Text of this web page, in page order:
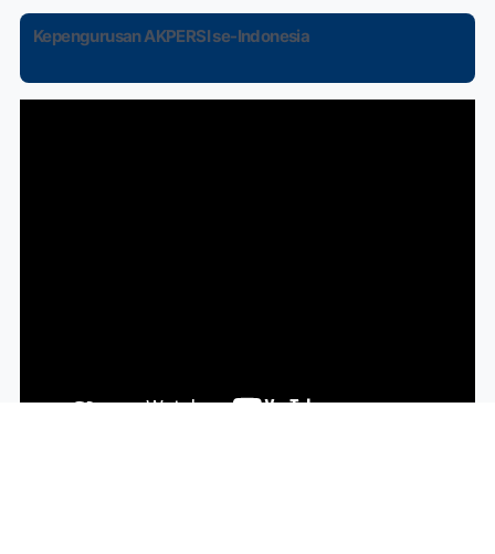
Kepengurusan AKPERSI se-Indonesia